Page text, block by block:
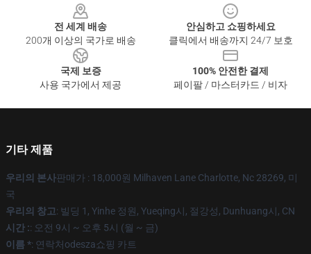
전 세계 배송
200개 이상의 국가로 배송
안심하고 쇼핑하세요
클릭에서 배송까지 24/7 보호
국제 보증
사용 국가에서 제공
100% 안전한 결제
페이팔 / 마스터카드 / 비자
기타 제품
우리의 본사판매가 : 18,000원 Milhaven Lane Charlotte, Nc 28269, 미
국
우리의 창고: 빌딩 1, Yinhe 정원, Yueqing시, 절강성, Dunhuang시, CN
시간 :: 오전 9시 ~ 오후 5시 (월 ~ 금)
이름 *: 연락처odesza쇼핑 카트